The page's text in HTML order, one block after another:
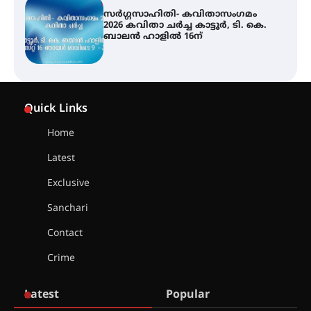
സർഗ്ഗസാഹിതി- കവിതാസംഗമം
2026 കവിതാ ചർച്ച കാട്ടൂർ, ടി. കെ.
ബാലൻ ഹാളിൽ 16ന്
Quick Links
Home
Latest
Exclusive
Sanchari
Contact
Crime
Latest Popular